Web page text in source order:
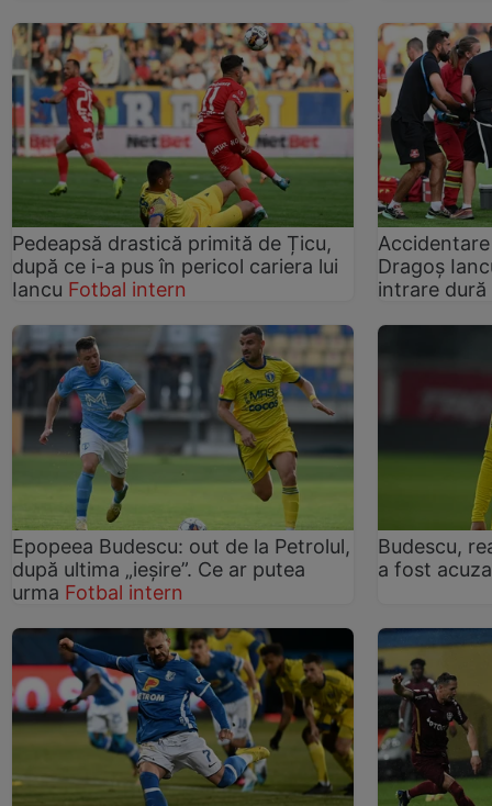
Pedeapsă drastică primită de Țicu,
după ce i-a pus în pericol cariera lui
Iancu Fotbal intern
Dragoș
intrare dură
Epopeea Budescu: out de la Petrolul,
după ultima „ieșire”. Ce ar putea
urma Fotbal intern
Budescu,
a fost